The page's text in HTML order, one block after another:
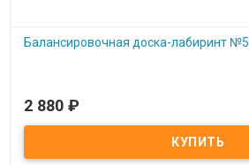
Балансировочная доска-лабиринт №5
Под заказ
Балансировочная доска-лабиринт №5
2 880 ₽